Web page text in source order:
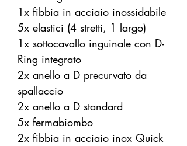
1x fibbia in acciaio inossidabile
5x elastici (4 stretti, 1 largo)
1x sottocavallo inguinale con D-
Ring integrato
2x anello a D precurvato da
spallaccio
2x anello a D standard
5x fermabiombo
2x fibbia in acciaio inox Quick